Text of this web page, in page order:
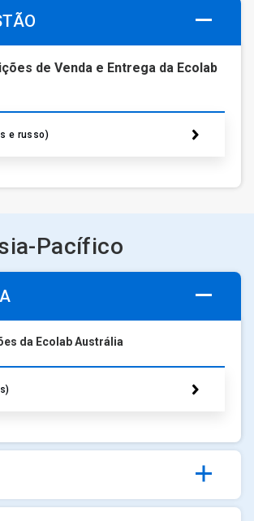
de Venda e Entrega da Ecolab
e russo)
Pacífico
da Ecolab Austrália